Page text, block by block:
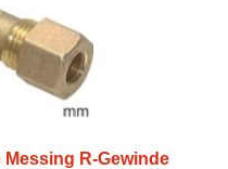
R-Gewinde